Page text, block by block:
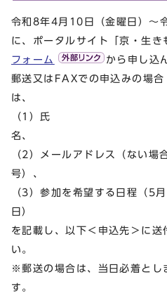
令和8年4月10日（金曜日）～
に、ポータルサイト「京・生き
フォーム
から申し込
郵送又はFAXでの申込みの場合
（1）氏
（2）メールアドレス（ない場
号
（3）参加を希望する日程（5
を記載し、以下＜申込先＞に送
※郵送の場合は、当日必着とし